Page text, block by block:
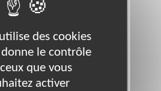
en réseau, sens de l’écoute,
’organisation et de la
de solidarité, neutralité et
Restos du Cœur.
des cookies
le contrôle
que vous
activer